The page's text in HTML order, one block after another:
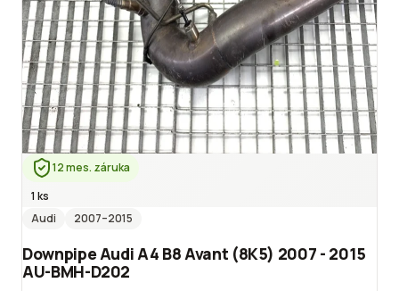
12 mes. záruka
1 ks
Audi
2007–2015
Downpipe Audi A4 B8 Avant (8K5) 2007 - 2015
AU-BMH-D202